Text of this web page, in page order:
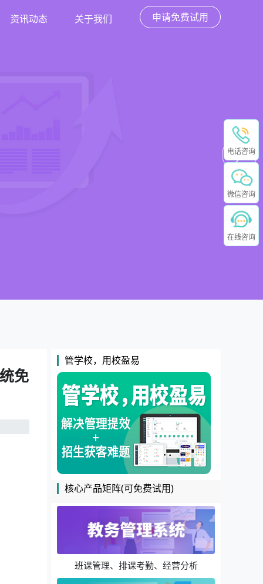
资讯动态 关于我们 申请免费试用
免
管学校，用校盈易
核心产品矩阵(可免费试用)
班课管理、排课考勤、经营分析
电话咨询
微信咨询
在线咨询